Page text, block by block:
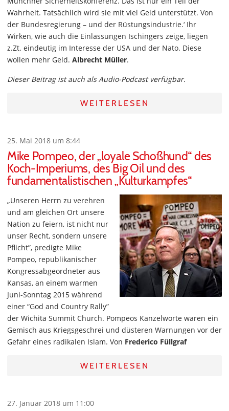
Wahrheit. Tatsächlich wird sie mit viel Geld unterstützt. Von
der Bundesregierung – und der Rüstungsindustrie.‘ Ihr
Wirken, wie auch die Einlassungen Ischingers zeige, liegen
z.Zt. eindeutig im Interesse der USA und der Nato. Diese
wollen mehr Geld. Albrecht Müller.
Dieser Beitrag ist auch als Audio-Podcast verfügbar.
WEITERLESEN
25. Mai 2018 um 8:44
Mike Pompeo, der „loyale Schoßhund“ des
Koch-Imperiums, des Big Oil und des
fundamentalistischen „Kulturkampfes“
„Unseren Herrn zu verehren
und am gleichen Ort unsere
Nation zu feiern, ist nicht nur
unser Recht, sondern unsere
Pflicht”, predigte Mike
Pompeo, republikanischer
Kongressabgeordneter aus
Kansas, an einem warmen
Juni-Sonntag 2015 während
einer “God and Country Rally”
der Wichita Summit Church. Pompeos Kanzelworte waren ein
Gemisch aus Kriegsgeschrei und düsteren Warnungen vor der
Gefahr eines radikalen Islam. Von Frederico Füllgraf
WEITERLESEN
27. Januar 2018 um 11:00